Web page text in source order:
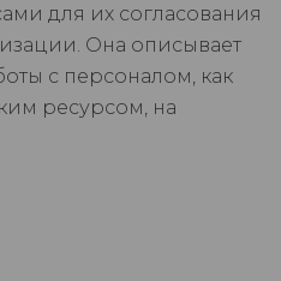
для их согласования
Она описывает
с персоналом, как
ресурсом, на